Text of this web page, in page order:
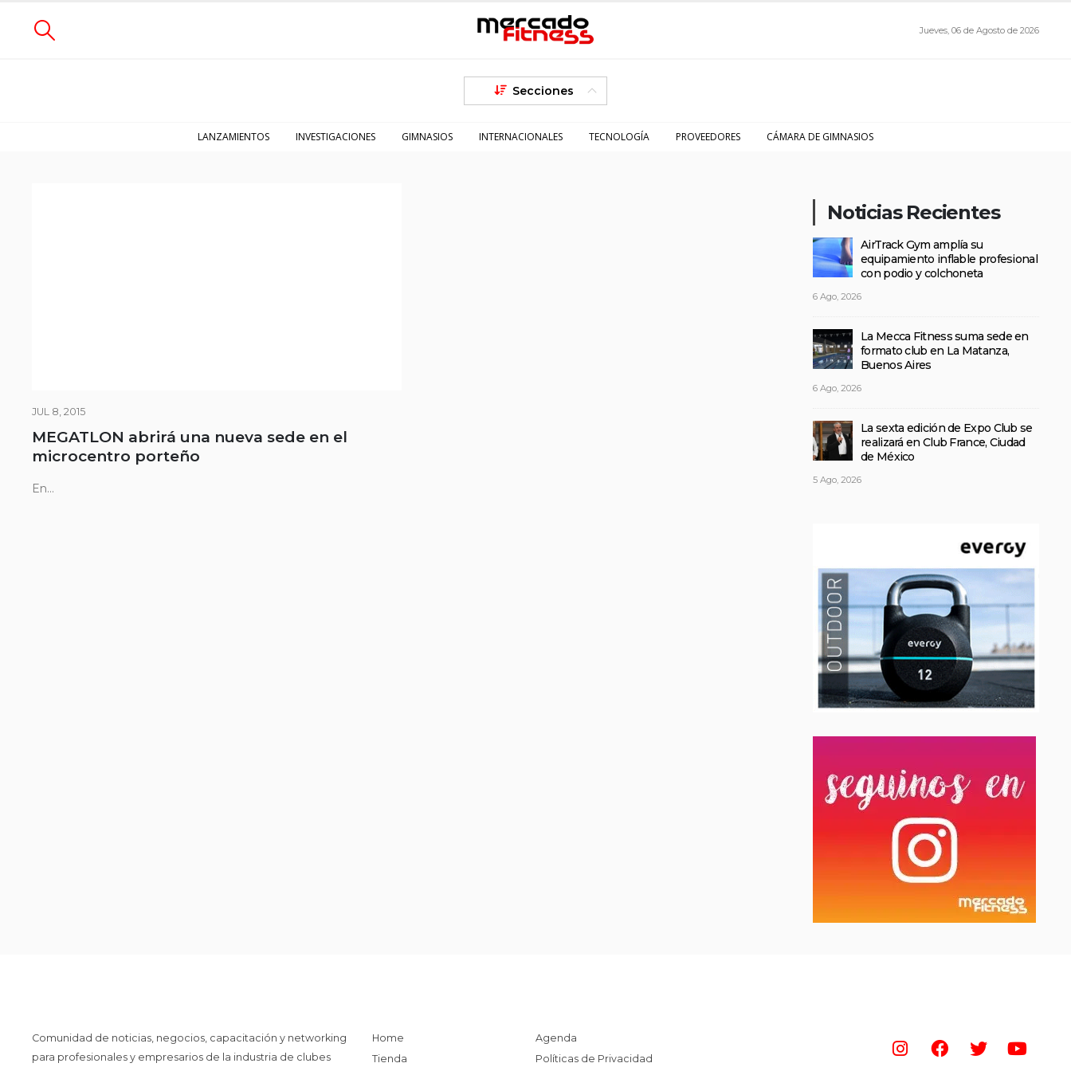
Jueves, 06 de Agosto de 2026
Secciones
LANZAMIENTOS INVESTIGACIONES GIMNASIOS INTERNACIONALES TECNOLOGÍA PROVEEDORES CÁMARA DE GIMNASIOS
JUL 8, 2015
MEGATLON abrirá una nueva sede en el
microcentro porteño
En...
Noticias Recientes
AirTrack Gym amplía su
equipamiento inflable profesional
con podio y colchoneta
6 Ago, 2026
La Mecca Fitness suma sede en
formato club en La Matanza,
Buenos Aires
6 Ago, 2026
La sexta edición de Expo Club se
realizará en Club France, Ciudad
de México
5 Ago, 2026
Comunidad de noticias, negocios, capacitación y networking
para profesionales y empresarios de la industria de clubes
Home
Tienda
Agenda
Políticas de Privacidad